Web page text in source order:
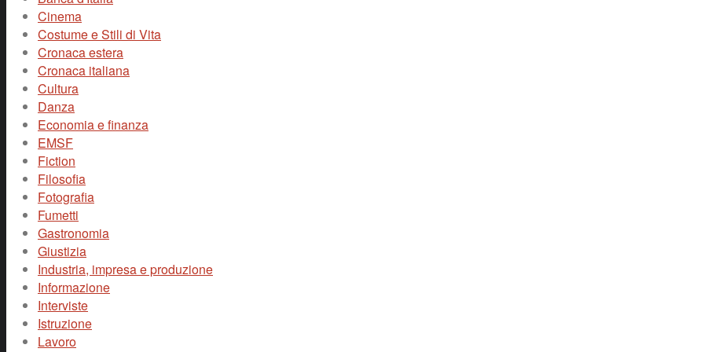
Cinema
Costume e Stili di Vita
Cronaca estera
Cronaca italiana
Cultura
Danza
Economia e finanza
EMSF
Fiction
Filosofia
Fotografia
Fumetti
Gastronomia
Giustizia
Industria, impresa e produzione
Informazione
Interviste
Istruzione
Lavoro